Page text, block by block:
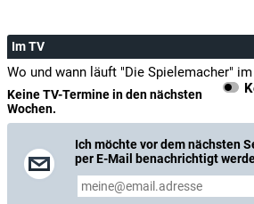
Im TV
Wo und wann läuft "Die Spielemacher" im
Keine TV-Termine in den nächsten
Wochen.
Ich möchte vor dem nächsten
per E-Mail benachrichtigt